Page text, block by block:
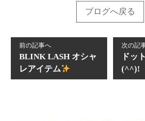
ブログへ戻る
前の記事へ
BLINK LASH オシャ
レアイテム
次の記
ドッ
(^^)!